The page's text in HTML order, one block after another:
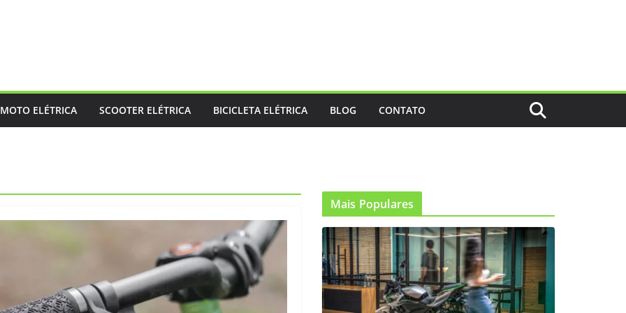
MOTO ELÉTRICA SCOOTER ELÉTRICA BICICLETA ELÉTRICA BLOG CONTATO
Mais Populares